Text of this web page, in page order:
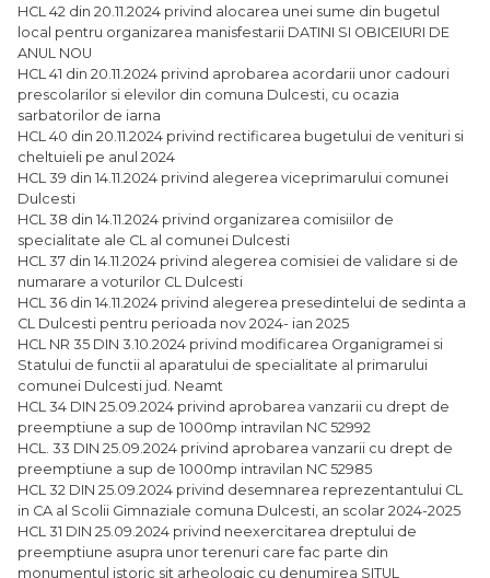
HCL 42 din 20.11.2024 privind alocarea unei sume din bugetul
local pentru organizarea manisfestarii DATINI SI OBICEIURI DE
ANUL NOU
HCL 41 din 20.11.2024 privind aprobarea acordarii unor cadouri
prescolarilor si elevilor din comuna Dulcesti, cu ocazia
sarbatorilor de iarna
HCL 40 din 20.11.2024 privind rectificarea bugetului de venituri si
cheltuieli pe anul 2024
HCL 39 din 14.11.2024 privind alegerea viceprimarului comunei
Dulcesti
HCL 38 din 14.11.2024 privind organizarea comisiilor de
specialitate ale CL al comunei Dulcesti
HCL 37 din 14.11.2024 privind alegerea comisiei de validare si de
numarare a voturilor CL Dulcesti
HCL 36 din 14.11.2024 privind alegerea presedintelui de sedinta a
CL Dulcesti pentru perioada nov 2024- ian 2025
HCL NR 35 DIN 3.10.2024 privind modificarea Organigramei si
Statului de functii al aparatului de specialitate al primarului
comunei Dulcesti jud. Neamt
HCL 34 DIN 25.09.2024 privind aprobarea vanzarii cu drept de
preemptiune a sup de 1000mp intravilan NC 52992
HCL. 33 DIN 25.09.2024 privind aprobarea vanzarii cu drept de
preemptiune a sup de 1000mp intravilan NC 52985
HCL 32 DIN 25.09.2024 privind desemnarea reprezentantului CL
in CA al Scolii Gimnaziale comuna Dulcesti, an scolar 2024-2025
HCL 31 DIN 25.09.2024 privind neexercitarea dreptului de
preemptiune asupra unor terenuri care fac parte din
monumentul istoric sit arheologic cu denumirea SITUL